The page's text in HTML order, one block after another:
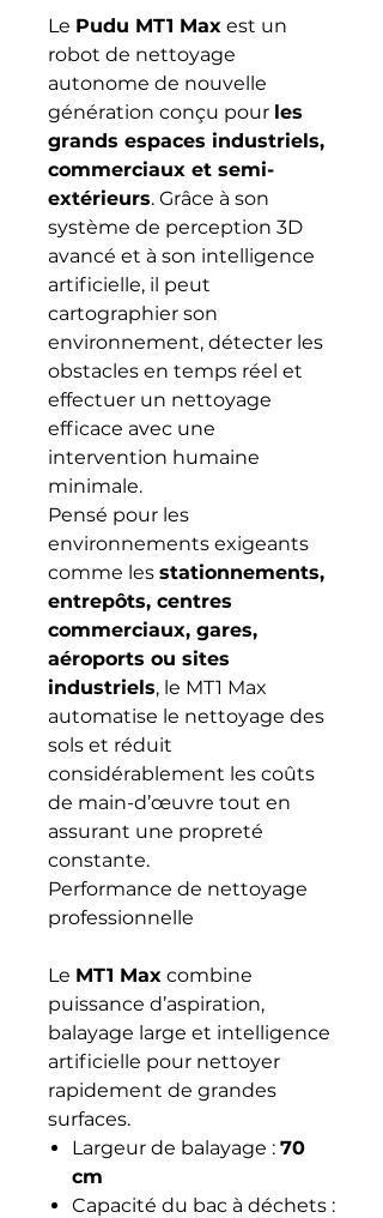
Le Pudu MT1 Max est un
robot de nettoyage
autonome de nouvelle
génération conçu pour les
grands espaces industriels,
commerciaux et semi-
extérieurs. Grâce à son
système de perception 3D
avancé et à son intelligence
artificielle, il peut
cartographier son
environnement, détecter les
obstacles en temps réel et
effectuer un nettoyage
efficace avec une
intervention humaine
minimale.
Pensé pour les
environnements exigeants
comme les stationnements,
entrepôts, centres
commerciaux, gares,
aéroports ou sites
industriels, le MT1 Max
automatise le nettoyage des
sols et réduit
considérablement les coûts
de main-d’œuvre tout en
assurant une propreté
constante.
Performance de nettoyage
professionnelle
Le MT1 Max combine
puissance d’aspiration,
balayage large et intelligence
artificielle pour nettoyer
rapidement de grandes
surfaces.
Largeur de balayage : 70
cm
Capacité du bac à déchets :